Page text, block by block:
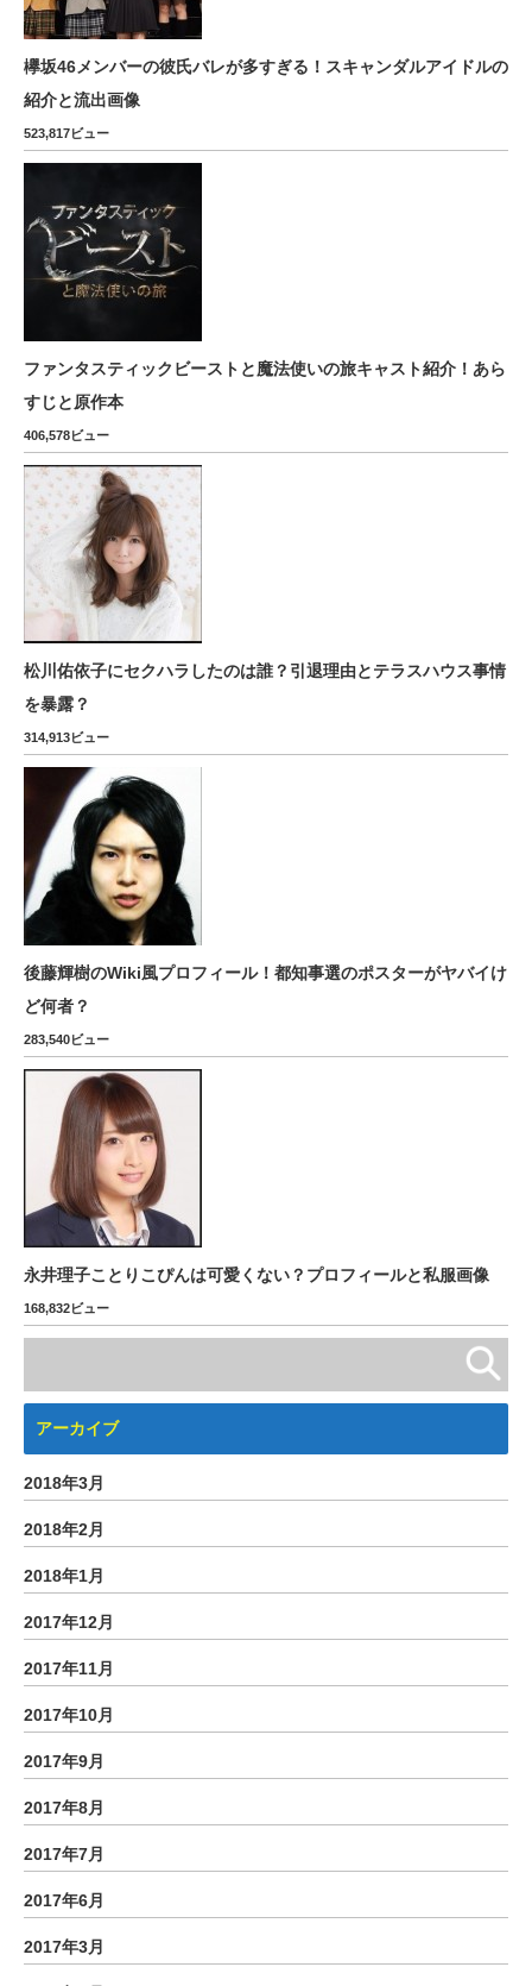
欅坂46メンバーの彼氏バレが多すぎる！スキャンダルアイドルの
紹介と流出画像
523,817ビュー
ファンタスティックビーストと魔法使いの旅キャスト紹介！あら
すじと原作本
406,578ビュー
松川佑依子にセクハラしたのは誰？引退理由とテラスハウス事情
を暴露？
314,913ビュー
後藤輝樹のWiki風プロフィール！都知事選のポスターがヤバイけ
ど何者？
283,540ビュー
永井理子ことりこぴんは可愛くない？プロフィールと私服画像
168,832ビュー
アーカイブ
2018年3月
2018年2月
2018年1月
2017年12月
2017年11月
2017年10月
2017年9月
2017年8月
2017年7月
2017年6月
2017年3月